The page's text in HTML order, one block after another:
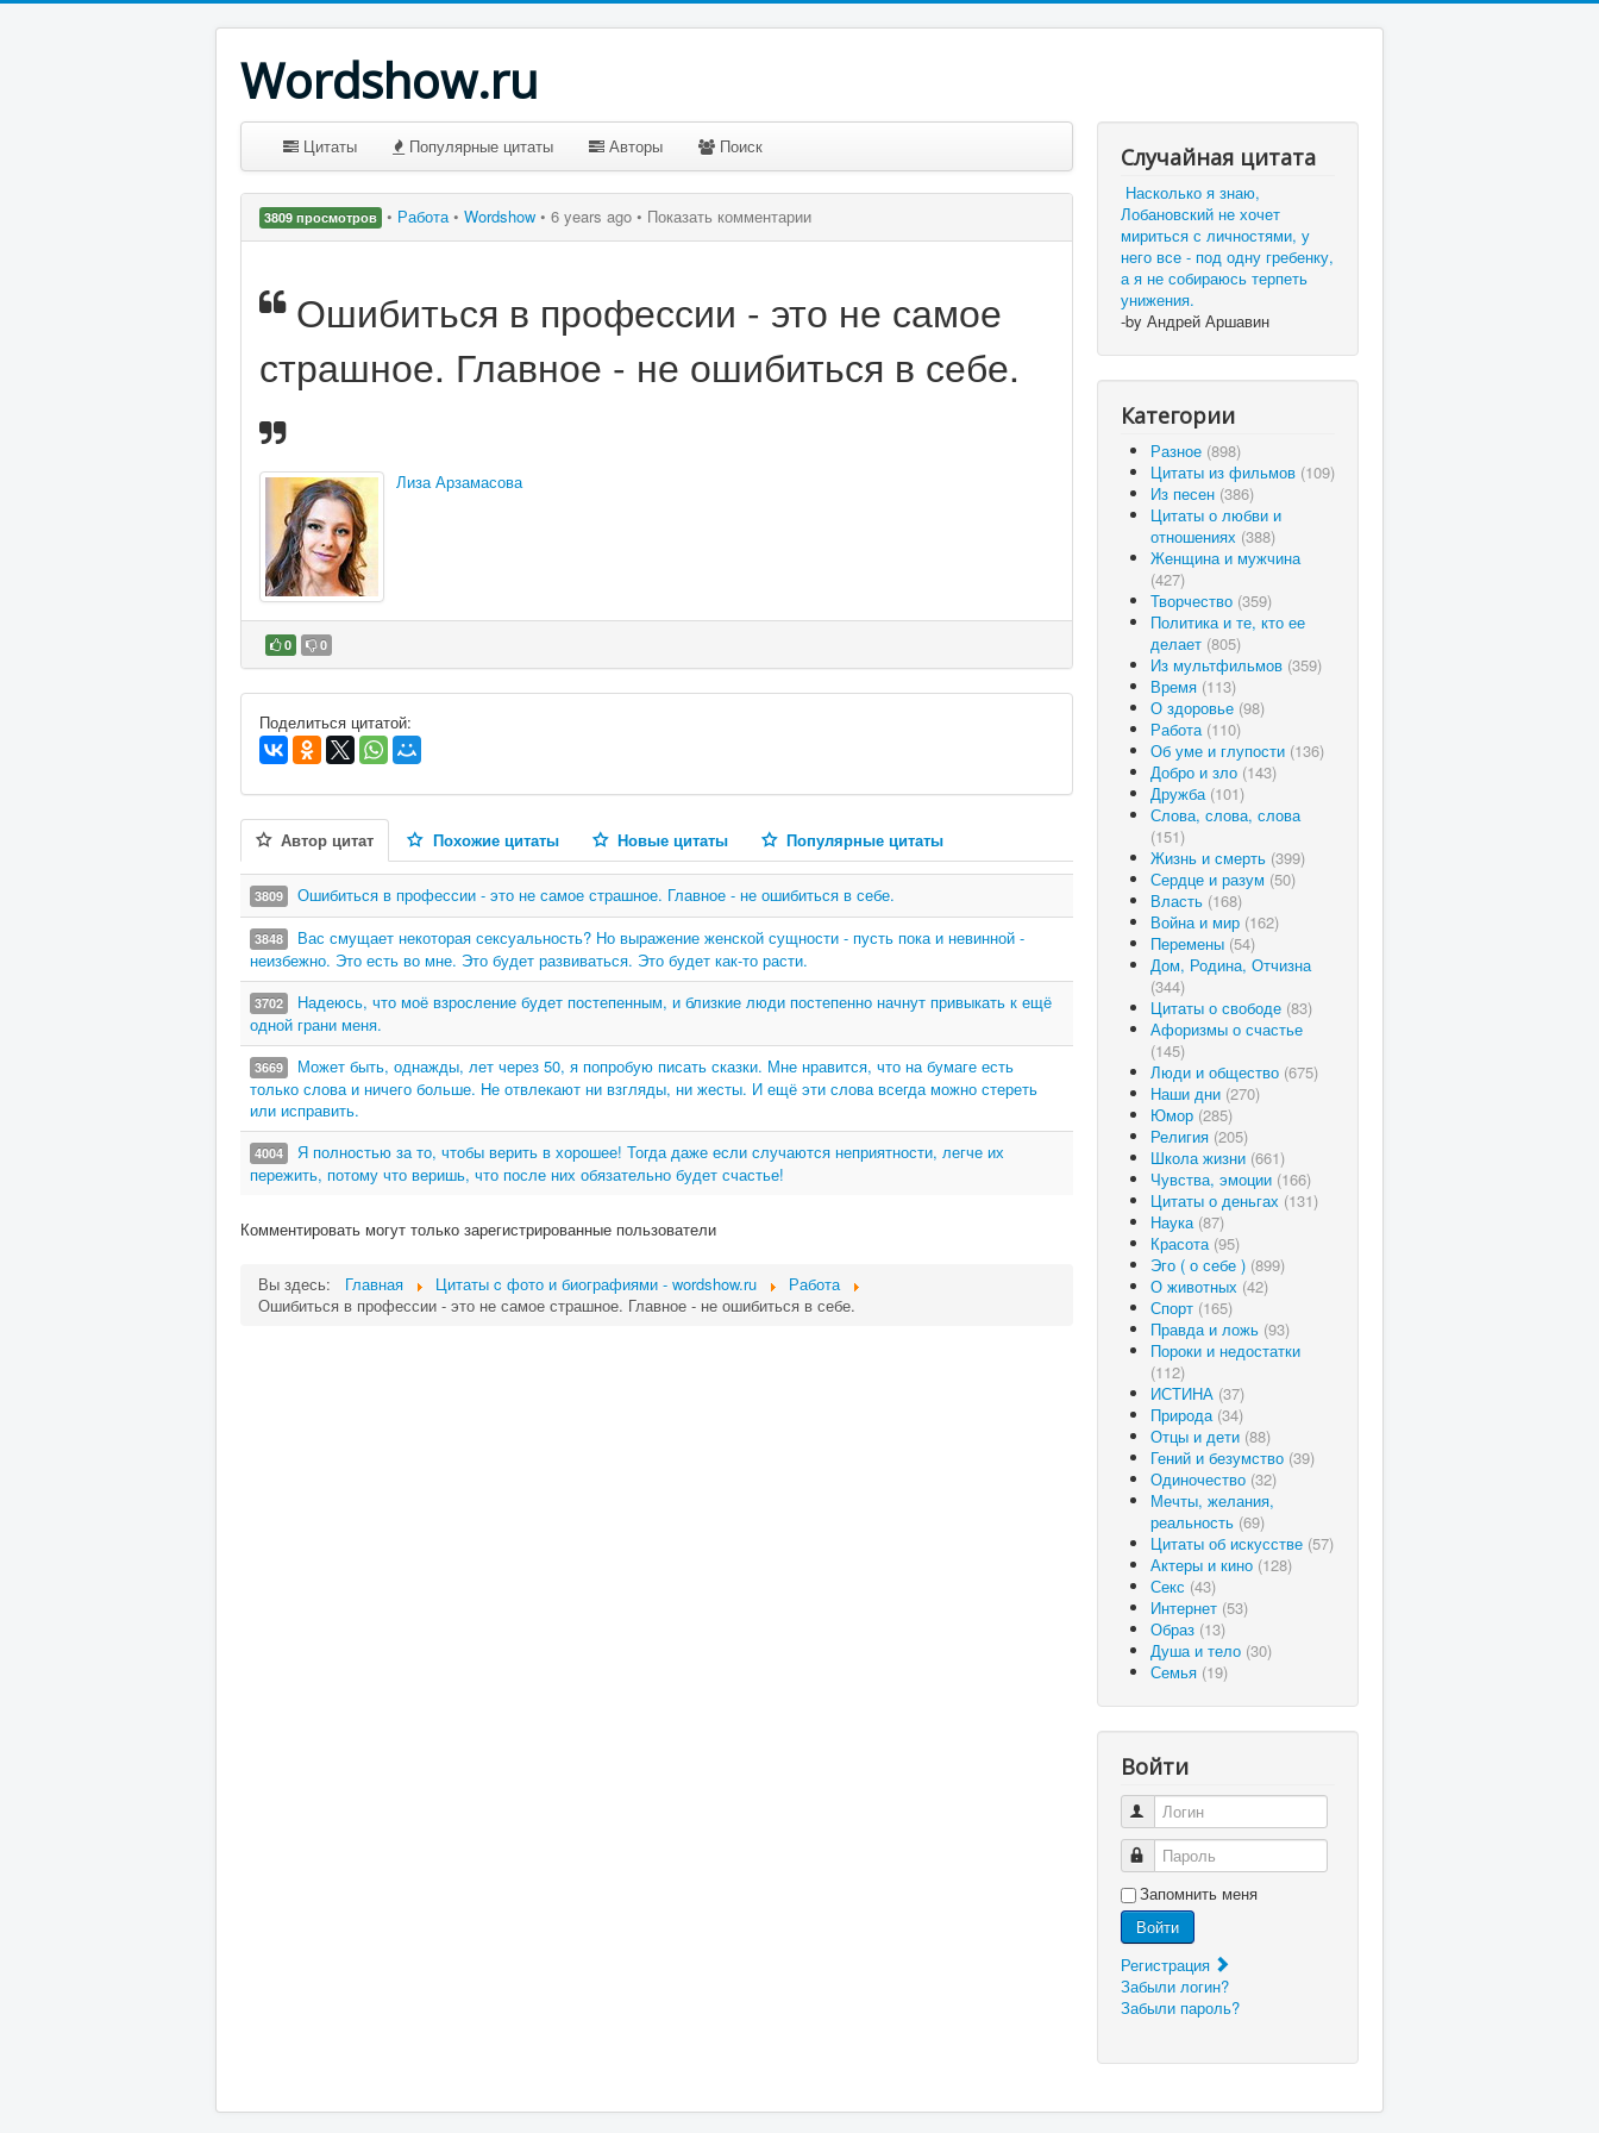
Wordshow.ru
Цитаты Популярные цитаты Авторы Поиск
3809 просмотров • Работа• Wordshow • 6 years ago • Показать комментарии
Ошибиться в профессии - это не самое
страшное. Главное - не ошибиться в себе.
Лиза Арзамасова
0 0
В избранное
Поделиться цитатой:
Автор цитат Похожие цитаты Новые цитаты Популярные цитаты
3809 Ошибиться в профессии - это не самое страшное. Главное - не ошибиться в себе.
3848
Вас смущает некоторая сексуальность? Но выражение женской сущности - пусть пока и невинной -
неизбежно. Это есть во мне. Это будет развиваться. Это будет как-то расти.
3702
Надеюсь, что моё взросление будет постепенным, и близкие люди постепенно начнут привыкать к ещё
одной грани меня.
3669
Может быть, однажды, лет через 50, я попробую писать сказки. Мне нравится, что на бумаге есть
только слова и ничего больше. Не отвлекают ни взгляды, ни жесты. И ещё эти слова всегда можно стереть
или исправить.
4004
Я полностью за то, чтобы верить в хорошее! Тогда даже если случаются неприятности, легче их
пережить, потому что веришь, что после них обязательно будет счастье!
Комментировать могут только зарегистрированные пользователи
Вы здесь: Главная Цитаты c фото и биографиями - wordshow.ru
Работа
Ошибиться в профессии - это не самое страшное. Главное - не ошибиться в себе.
Случайная цитата
Насколько я знаю,
Лобановский не хочет
мириться с личностями, у
него все - под одну гребенку,
а я не собираюсь терпеть
унижения.
-by Андрей Аршавин
Категории
Разное (898)
Цитаты из фильмов (109)
Из песен (386)
Цитаты о любви и
отношениях (388)
Женщина и мужчина
(427)
Творчество (359)
Политика и те, кто ее
делает (805)
Из мультфильмов (359)
Время (113)
О здоровье (98)
Работа (110)
Об уме и глупости (136)
Добро и зло (143)
Дружба (101)
Слова, слова, слова
(151)
Жизнь и смерть (399)
Сердце и разум (50)
Власть (168)
Война и мир (162)
Перемены (54)
Дом, Родина, Отчизна
(344)
Цитаты о свободе (83)
Афоризмы о счастье
(145)
Люди и общество (675)
Наши дни (270)
Юмор (285)
Религия (205)
Школа жизни (661)
Чувства, эмоции (166)
Цитаты о деньгах (131)
Наука (87)
Красота (95)
Эго ( о себе ) (899)
О животных (42)
Спорт (165)
Правда и ложь (93)
Пороки и недостатки
(112)
ИСТИНА (37)
Природа (34)
Отцы и дети (88)
Гений и безумство (39)
Одиночество (32)
Мечты, желания,
реальность (69)
Цитаты об искусстве (57)
Актеры и кино (128)
Секс (43)
Интернет (53)
Образ (13)
Душа и тело (30)
Семья (19)
Войти
Логин
Пароль
Запомнить меня
Войти
Регистрация
Забыли логин?
Забыли пароль?